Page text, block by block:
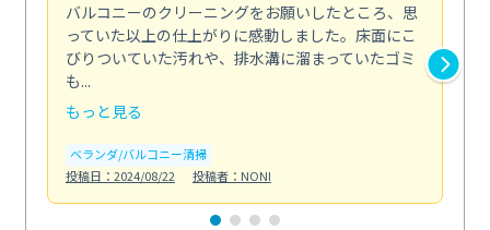
バルコニーのクリーニングをお願いしたところ、思
っていた以上の仕上がりに感動しました。床面にこ
びりついていた汚れや、排水溝に溜まっていたゴミ
も...
もっと見る
ベランダ/バルコニー清掃
投稿日：2024/08/22
投稿者：NONI